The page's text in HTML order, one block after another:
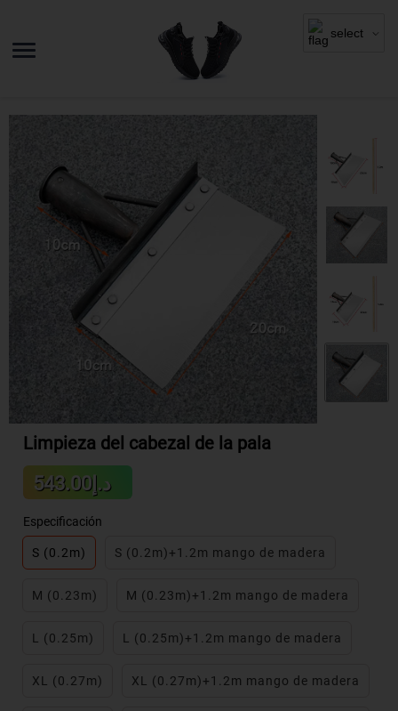
Limpieza del cabezal de la pala
Sale
price
د.إ543.00
price
Especificación
S (0.2m) S (0.2m)+1.2m mango de madera
M (0.23m) M (0.23m)+1.2m mango de madera
L (0.25m) L (0.25m)+1.2m mango de madera
XL (0.27m) XL (0.27m)+1.2m mango de madera
select